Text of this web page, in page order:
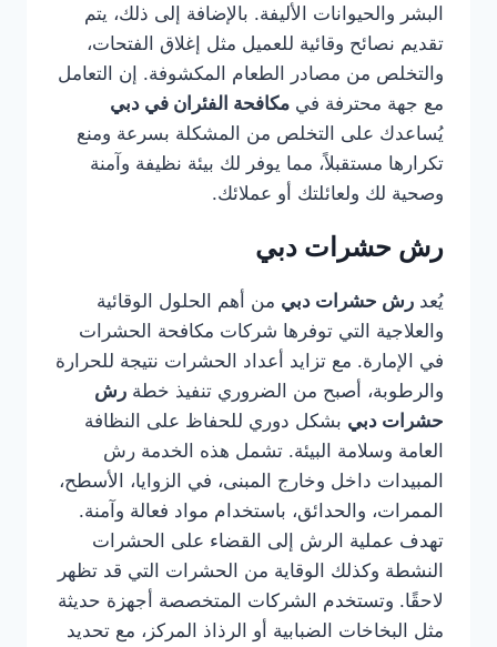
البشر والحيوانات الأليفة. بالإضافة إلى ذلك، يتم
تقديم نصائح وقائية للعميل مثل إغلاق الفتحات،
والتخلص من مصادر الطعام المكشوفة. إن التعامل
مع جهة محترفة في مكافحة الفئران في دبي
يُساعدك على التخلص من المشكلة بسرعة ومنع
تكرارها مستقبلاً، مما يوفر لك بيئة نظيفة وآمنة
وصحية لك ولعائلتك أو عملائك.
رش حشرات دبي
يُعد رش حشرات دبي من أهم الحلول الوقائية
والعلاجية التي توفرها شركات مكافحة الحشرات
في الإمارة. مع تزايد أعداد الحشرات نتيجة للحرارة
والرطوبة، أصبح من الضروري تنفيذ خطة رش
حشرات دبي بشكل دوري للحفاظ على النظافة
العامة وسلامة البيئة. تشمل هذه الخدمة رش
المبيدات داخل وخارج المبنى، في الزوايا، الأسطح،
الممرات، والحدائق، باستخدام مواد فعالة وآمنة.
تهدف عملية الرش إلى القضاء على الحشرات
النشطة وكذلك الوقاية من الحشرات التي قد تظهر
لاحقًا. وتستخدم الشركات المتخصصة أجهزة حديثة
مثل البخاخات الضبابية أو الرذاذ المركز، مع تحديد